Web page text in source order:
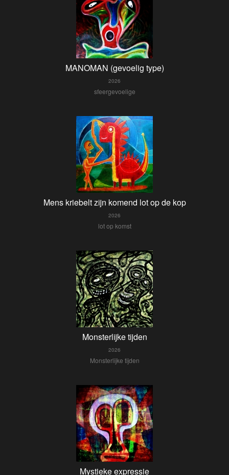
MANOMAN (gevoelig type)
2026
sfeergevoelige
Mens kriebelt zijn komend lot op de kop
2026
lot op komst
Monsterlijke tijden
2026
Monsterlijke tijden
Mystieke expressie